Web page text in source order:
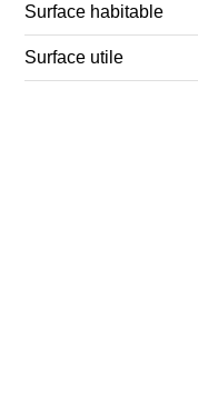
Surface habitable
Surface utile